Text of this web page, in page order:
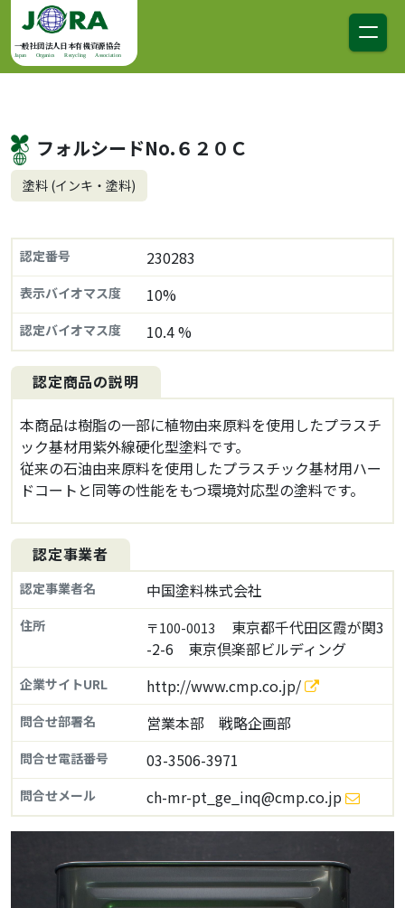
コンテンツへスキップ
メインナビゲーション
一般社団法人日本有機資源協会
Japan Organics Recycling Association
フォルシードNo.６２０Ｃ
塗料 (インキ・塗料)
認定番号 230283
表示バイオマス度 10%
認定バイオマス度 10.4 %
認定商品の説明
本商品は樹脂の一部に植物由来原料を使用したプラスチ
ック基材用紫外線硬化型塗料です。
従来の石油由来原料を使用したプラスチック基材用ハー
ドコートと同等の性能をもつ環境対応型の塗料です。
認定事業者
認定事業者名 中国塗料株式会社
住所 〒100-0013
東京都千代田区霞が関3
-2-6 東京倶楽部ビルディング
企業サイトURL http://www.cmp.co.jp/
問合せ部署名 営業本部 戦略企画部
問合せ電話番号 03-3506-3971
問合せメール ch-mr-pt_ge_inq@cmp.co.jp